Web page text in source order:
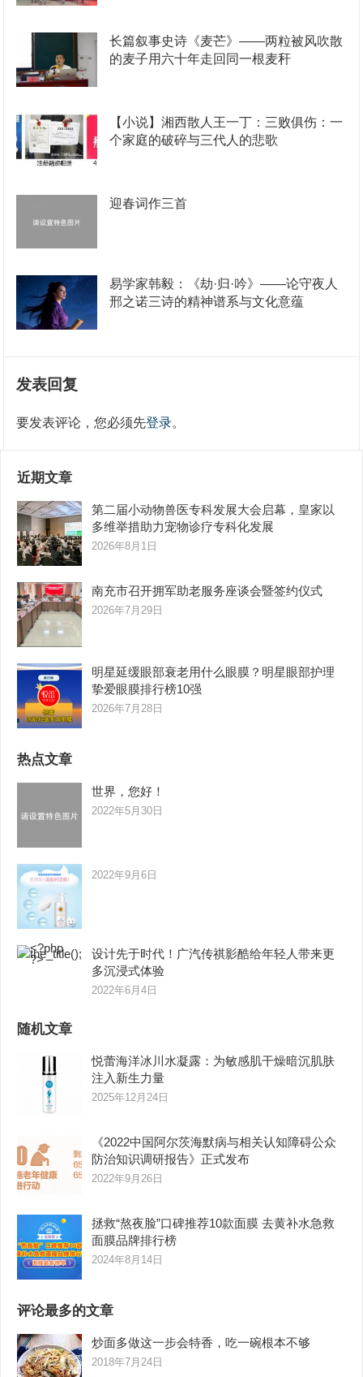
长篇叙事史诗《麦芒》——两粒被风吹散
的麦子用六十年走回同一根麦秆
【小说】湘西散人王一丁：三败俱伤：一
个家庭的破碎与三代人的悲歌
迎春词作三首
易学家韩毅：《劫·归·吟》——论守夜人
邢之诺三诗的精神谱系与文化意蕴
发表回复
要发表评论，您必须先登录。
近期文章
第二届小动物兽医专科发展大会启幕，皇家以
多维举措助力宠物诊疗专科化发展
2026年8月1日
南充市召开拥军助老服务座谈会暨签约仪式
2026年7月29日
明星延缓眼部衰老用什么眼膜？明星眼部护理
挚爱眼膜排行榜10强
2026年7月28日
热点文章
世界，您好！
2022年5月30日
2022年9月6日
设计先于时代！广汽传祺影酷给年轻人带来更
多沉浸式体验
2022年6月4日
随机文章
悦蕾海洋冰川水凝露：为敏感肌干燥暗沉肌肤
注入新生力量
2025年12月24日
《2022中国阿尔茨海默病与相关认知障碍公众
防治知识调研报告》正式发布
2022年9月26日
拯救“熬夜脸”口碑推荐10款面膜 去黄补水急救
面膜品牌排行榜
2024年8月14日
评论最多的文章
炒面多做这一步会特香，吃一碗根本不够
2018年7月24日